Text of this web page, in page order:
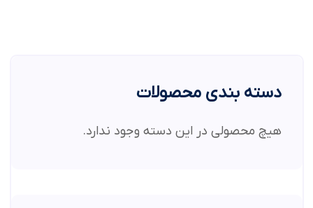
دسته بندی محصولات
هیچ محصولی در این دسته وجود ندارد.